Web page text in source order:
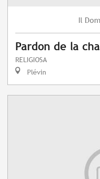
Il
Pardon de la
RELIGIOSA
Plévin